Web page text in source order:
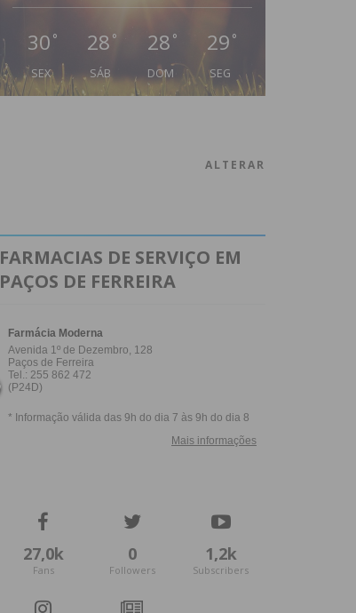
30 °
SEX
28 °
SÁB
28 °
DOM
29 °
SEG
ALTERAR
FARMACIAS DE SERVIÇO EM
PAÇOS DE FERREIRA
27,0k
Fans
0
Followers
1,2k
Subscribers